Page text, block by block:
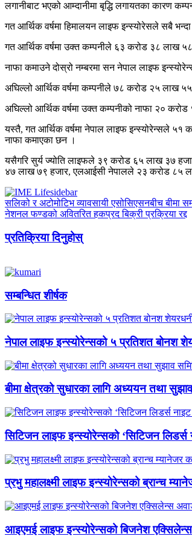
लगानीबाट भएको आम्दानीमा बृद्धि लगायतका कारण
गत आर्थिक वर्षमा हिमालयन लाइफ इन्स्योरेसले सबै
गत आर्थिक वर्षमा उक्त कम्पनीले ६३ करोड ३८ लाख
नाफा कमाउने दोस्रो नम्बरमा सन नेपाल लाइफ
अघिल्लो आर्थिक वर्षमा कम्पनीले ७८ करोड २५ लाख
अघिल्लो आर्थिक वर्षमा उक्त कम्पनीको नाफा २०
यस्तै, गत आर्थिक वर्षमा नेपाल लाइफ इन्स्योरेन्सले
नाफा कमाएका छन ।
यसैगरि सुर्य ज्योति लाइफले ३९ करोड ६५ लाख ३७
४७ लाख ७९ हजार, एलआईसी नेपालले २३ करोड ८५
सलिको र अटोमोटिभ व्यावसायी एसोसिएसनबीच बीमा
नेशनल फण्डको अवितरित हकप्रद बिक्री प्रक्रिया रद्द
प्रतिक्रिया दिनुहोस्
सम्बन्धित शीर्षक
नेपाल लाइफ इन्स्योरेन्सको ५ प्रतिशत बोनश
बीमा क्षेत्रको सुधारका लागि अध्ययन तथा
सिटिजन लाइफ इन्स्योरेन्सको ‘सिटिजन
प्रभु महालक्ष्मी लाइफ इन्स्योरेन्सको ब्रान्च
आइएमई लाइफ इन्स्योरेन्सको बिजनेश